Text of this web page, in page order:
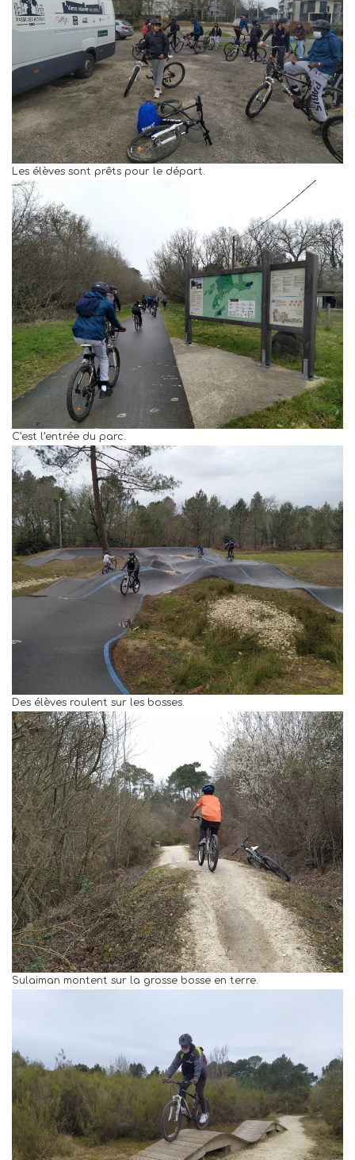
Les élèves sont prêts pour le départ.
C’est l’entrée du parc.
Des élèves roulent sur les bosses.
Sulaiman montent sur la grosse bosse en terre.